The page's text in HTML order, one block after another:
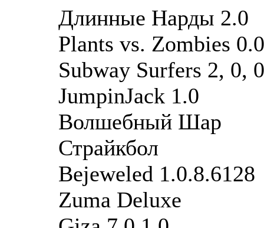
Длинные Нарды 2.0
Plants vs. Zombies
Subway Surfers 2, 0,
JumpinJack 1.0
Волшебный Шар
Страйкбол
Bejeweled 1.0.8.6128
Zuma Deluxe